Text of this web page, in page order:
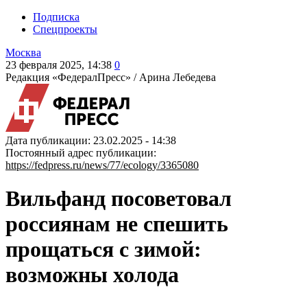
Подписка
Спецпроекты
Москва
23 февраля 2025, 14:38 0
Редакция «ФедералПресс» / Арина Лебедева
Дата публикации: 23.02.2025 - 14:38
Постоянный адрес публикации:
https://fedpress.ru/news/77/ecology/3365080
Вильфанд посоветовал
россиянам не спешить
прощаться с зимой:
возможны холода